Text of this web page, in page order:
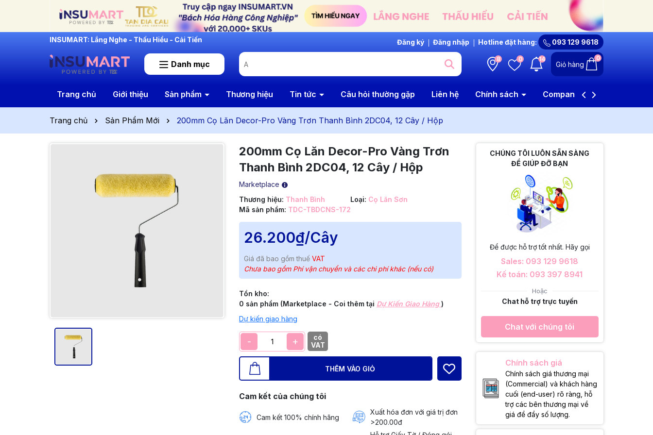
INSUMART: Lắng Nghe - Thấu Hiểu - Cải Tiến Đăng ký Đăng nhập Hotline đặt hàng: 093 129 9618
Danh mục
8 0 14
Giỏ hàng
0
Trang chủ Giới thiệu Sản phẩm Thương hiệu Tin tức Câu hỏi thường gặp Liên hệ Chính sách Company Profile
Trang chủ Sản Phẩm Mới 200mm Cọ Lăn Decor-Pro Vàng Trơn Thanh Bình 2DC04, 12 Cây / Hộp
200mm Cọ Lăn Decor-Pro Vàng Trơn
Thanh Bình 2DC04, 12 Cây / Hộp
Marketplace
Thương hiệu: Thanh Bình Loại: Cọ Lăn Sơn
Mã sản phẩm: TDC-TBDCNS-172
26.200₫/Cây
Giá đã bao gồm thuế VAT
Chưa bao gồm Phí vận chuyển và các chi phí khác (nếu có)
Tồn kho:
0 sản phẩm (Marketplace - Coi thêm tại Dự Kiến Giao Hàng)
Dự kiến giao hàng
- +
có
VAT
THÊM VÀO GIỎ
Cam kết của chúng tôi
Cam kết 100% chính hãng
Xuất hóa đơn với giá trị đơn
>200.00đ
CHÚNG TÔI LUÔN SẴN SÀNG
ĐỂ GIÚP ĐỠ BẠN
Để được hỗ trợ tốt nhất. Hãy gọi
Sales: 093 129 9618
Kế toán: 093 397 8941
Hoặc
Chat hỗ trợ trực tuyến
Chat với chúng tôi
Chính sách giá
Chính sách giá thương mại
(Commercial) và khách hàng
cuối (end-user) rõ ràng, hỗ
trợ các bên thương mại về
giá để đẩy số lượng.